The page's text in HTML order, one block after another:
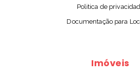
Politica de
Documentação para
Imóveis